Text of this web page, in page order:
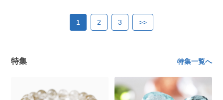
1 2 3 >>
特集 特集一覧へ